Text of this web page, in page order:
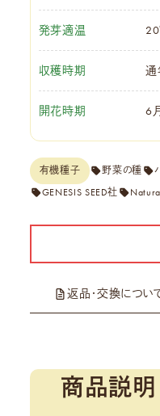
発芽適温
収穫時期 通
開花時期 6
有機種子 野菜の種
GENESIS SEED社
返品・交換につい
商品説明